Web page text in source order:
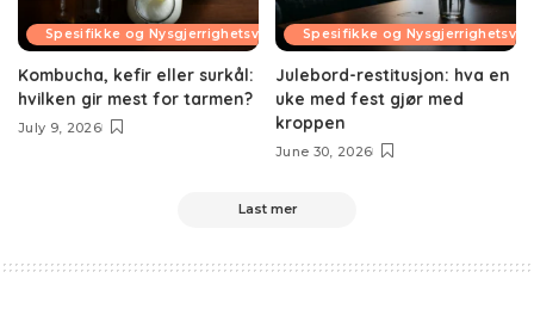
Spesifikke og Nysgjerrighetsvekkende Temaer
Kombucha, kefir eller surkål:
hvilken gir mest for tarmen?
July 9, 2026
Spesifikke og
Julebord-restitusjon: hva en
uke med fest gjør med
kroppen
June 30, 2026
Last mer